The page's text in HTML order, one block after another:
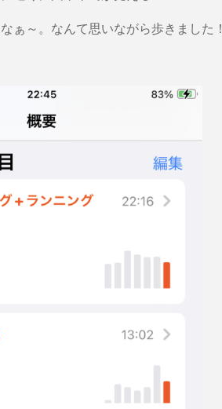
ぁ～。なんて思いながら歩きました！